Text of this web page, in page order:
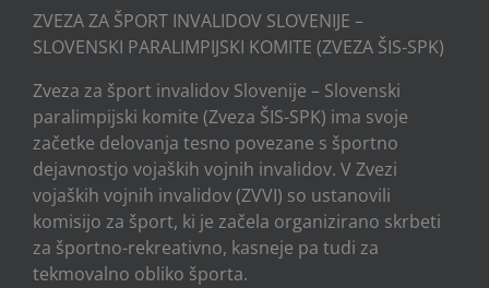
ZVEZA ZA ŠPORT INVALIDOV SLOVENIJE –
SLOVENSKI PARALIMPIJSKI KOMITE (ZVEZA ŠIS-SPK)
Zveza za šport invalidov Slovenije – Slovenski
paralimpijski komite (Zveza ŠIS-SPK) ima svoje
začetke delovanja tesno povezane s športno
dejavnostjo vojaških vojnih invalidov. V Zvezi
vojaških vojnih invalidov (ZVVI) so ustanovili
komisijo za šport, ki je začela organizirano skrbeti
za športno-rekreativno, kasneje pa tudi za
tekmovalno obliko športa.